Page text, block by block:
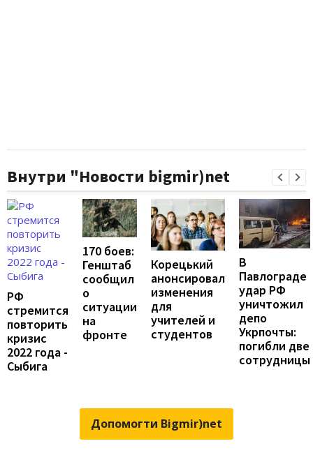
Внутри "Новости bigmir)net
РФ
стремится
повторить
кризис
2022 года -
Сыбига
170 боев:
Генштаб
сообщил
о
ситуации
на
фронте
Корецький
анонсировал
изменения
для
учителей и
студентов
В
Павлограде
удар РФ
уничтожил
депо
Укрпочты:
погибли две
сотрудницы
Допомогти Bigmir)net